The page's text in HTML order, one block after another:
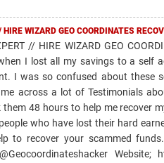
WIZARD GEO COORDINATES
// HIRE WIZARD GEO
I lost all my savings to a self
I was so confused about these
across a lot of Testimonials about
48 hours to help me recover
who have lost their hard
recover your scammed funds.
Website;